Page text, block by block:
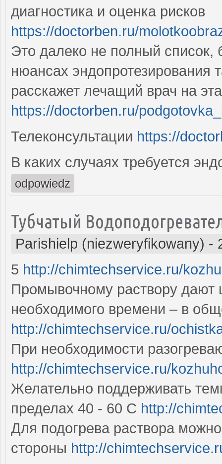
диагностика и оценка рисков
https://doctorben.ru/
Это далеко не полный список,
нюансах эндопротезирования
расскажет лечащий врач на
https://doctorben.ru/
Телеконсультации https://
В каких случаях требуется
odpowiedz
Тубчатый
Parishielp (niezweryfikowany) -
5 http://chimtechservice.ru/
Промывочному раствору дают
необходимого времени – в
http://chimtechservice.ru/
При необходимости
http://chimtechservice.ru/
Желательно поддерживать
пределах 40 - 60 С http://
Для подогрева раствора
стороны http://